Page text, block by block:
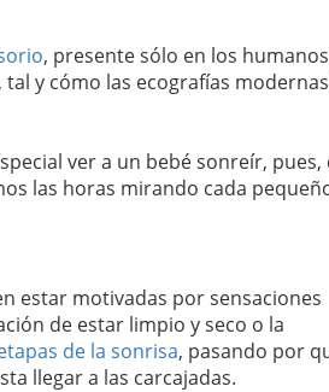
, presente sólo en los
y cómo las ecografías
ver a un bebé sonreír, pues,
las horas mirando cada
estar motivadas por sensaciones
de estar limpio y seco o la
de la sonrisa, pasando por
llegar a las carcajadas.